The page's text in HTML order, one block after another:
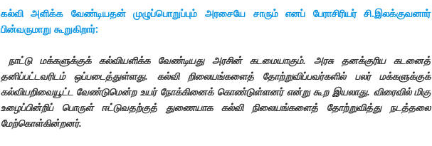
கல்வி அளிக்க வேண்டியதன் முழுப்பொறுப்பும் அரசையே சாரும் எனப் பேராசிரியர் சி.இலக்குவனார்
பின்வருமாறு கூறுகிறார்:
நாட்டு மக்களுக்குக் கல்வியளிக்க வேண்டியது அரசின் கடமையாகும். அரசு தனக்குரிய கடனைத்
தனிப்பட்டவரிடம் ஒப்படைத்துள்ளது. கல்வி றிலையங்களைத் தோற்றுவிப்பவர்களில் பலர் மக்களுக்குக்
கல்வியறிவையூட்ட வேண்டுமென்ற உயர் நோக்கினைக் கொண்டுள்ளனர் என்று கூற இயலாது. விரைவில் மிகு
உழைப்பின்றிப் பொருள் ஈட்டுவதற்குத் துணையாக கல்வி நிலையங்களைத் தோற்றுவித்து நடத்தலை
மேற்கொள்கின்றனர்.